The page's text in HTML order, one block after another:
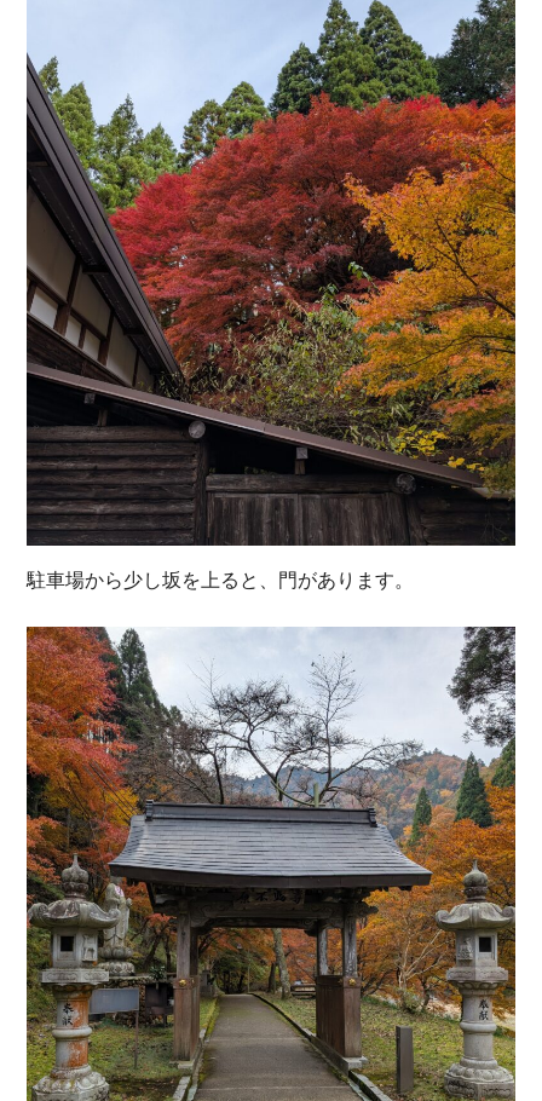
駐車場から少し坂を上ると、門があります。